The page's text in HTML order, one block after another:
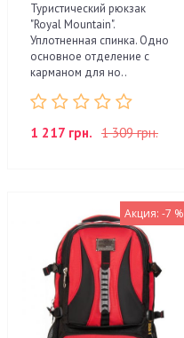
Туристический рюкзак
"Royal Mountain".
Уплотненная спинка. Одно
основное отделение с
карманом для но..
1 217 грн. 1 309 грн.
Акция: -7 %